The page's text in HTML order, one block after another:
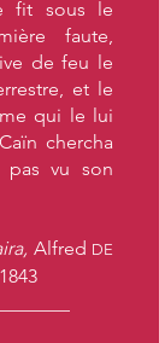
fit sous le
faute,
de feu le
et le
qui le lui
chercha
vu son
Alfred DE